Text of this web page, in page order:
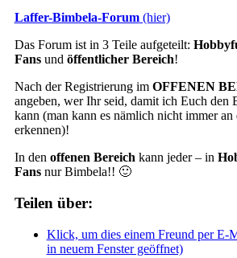
Laffer-Bimbela-Forum(hier)
Das Forum ist in 3 Teile aufgeteilt:
Fansund öffentlicher Bereich!
Nach der Registrierung im OFFENEN
angeben, wer Ihr seid, damit ich Euch den
kann (man kann es nämlich nicht immer an
erkennen)!
In den offenen Bereich kann jeder – in
Fansnur Bimbela!! 🙂
Teilen über:
Klick, um dies einem Freund per E-
in neuem Fenster geöffnet)